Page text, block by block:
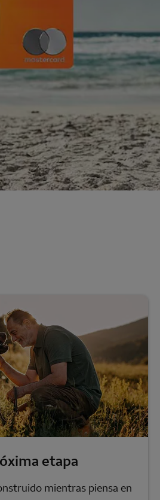
etapa
mientras piensa en